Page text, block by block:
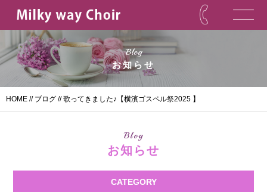
Blog
お知らせ
HOME // ブログ // 歌ってきました♪【横濱ゴスペル祭2025 】
Blog
お知らせ
CATEGORY